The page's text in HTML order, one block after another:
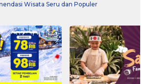
Wisata Seru dan Populer